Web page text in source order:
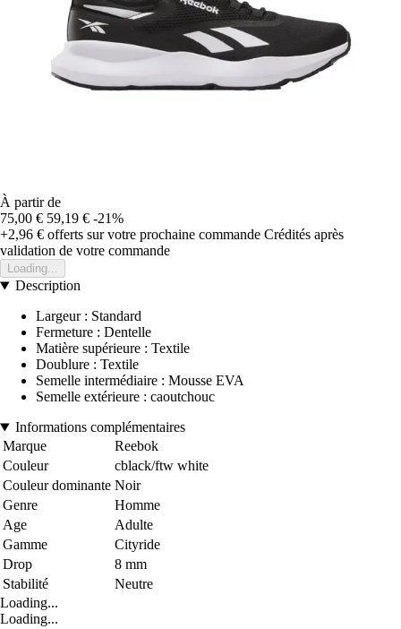
À partir de
75,00 € 59,19 € -21%
+2,96 € offerts sur votre prochaine commande Crédités après
validation de votre commande
Loading...
Description
Largeur : Standard
Fermeture : Dentelle
Matière supérieure : Textile
Doublure : Textile
Semelle intermédiaire : Mousse EVA
Semelle extérieure : caoutchouc
Informations complémentaires
Marque
Reebok
Couleur
cblack/ftw white
Couleur dominante Noir
Genre
Homme
Age
Adulte
Gamme
Cityride
Drop
8 mm
Stabilité
Neutre
Loading...
Loading...